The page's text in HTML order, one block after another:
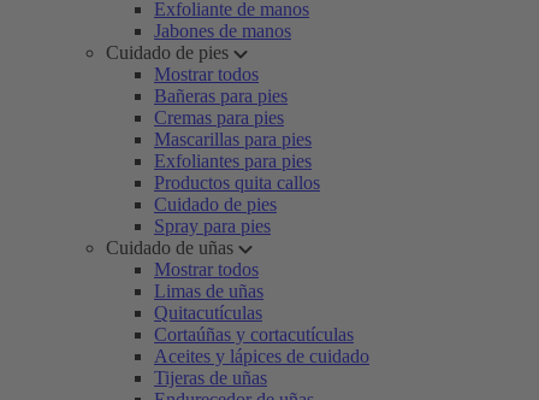
Exfoliante de manos
Jabones de manos
Cuidado de pies
Mostrar todos
Bañeras para pies
Cremas para pies
Mascarillas para pies
Exfoliantes para pies
Productos quita callos
Cuidado de pies
Spray para pies
Cuidado de uñas
Mostrar todos
Limas de uñas
Quitacutículas
Cortaúñas y cortacutículas
Aceites y lápices de cuidado
Tijeras de uñas